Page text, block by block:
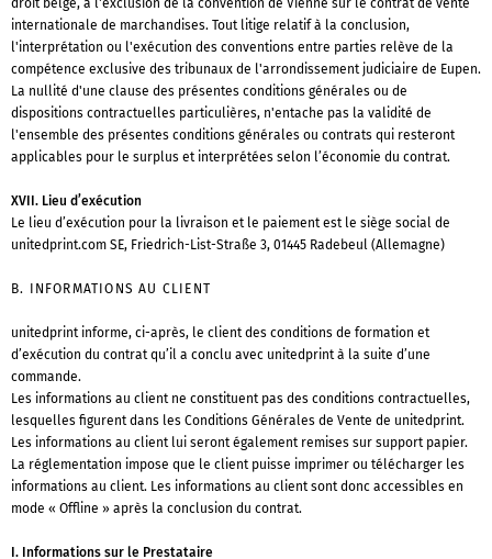
droit belge, à l'exclusion de la convention de Vienne sur le contrat de vente
internationale de marchandises. Tout litige relatif à la conclusion,
l'interprétation ou l'exécution des conventions entre parties relève de la
compétence exclusive des tribunaux de l'arrondissement judiciaire de Eupen.
La nullité d'une clause des présentes conditions générales ou de
dispositions contractuelles particulières, n'entache pas la validité de
l'ensemble des présentes conditions générales ou contrats qui resteront
applicables pour le surplus et interprétées selon l’économie du contrat.
XVII. Lieu d’exécution
Le lieu d’exécution pour la livraison et le paiement est le siège social de
unitedprint.com SE, Friedrich-List-Straße 3, 01445 Radebeul (Allemagne)
B. INFORMATIONS AU CLIENT
unitedprint informe, ci-après, le client des conditions de formation et
d’exécution du contrat qu’il a conclu avec unitedprint à la suite d’une
commande.
Les informations au client ne constituent pas des conditions contractuelles,
lesquelles figurent dans les Conditions Générales de Vente de unitedprint.
Les informations au client lui seront également remises sur support papier.
La réglementation impose que le client puisse imprimer ou télécharger les
informations au client. Les informations au client sont donc accessibles en
mode « Offline » après la conclusion du contrat.
I. Informations sur le Prestataire